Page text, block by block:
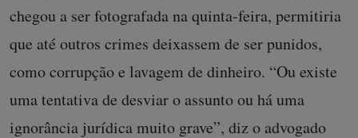
chegou a ser fotografada na quinta-feira, permitiria
que até outros crimes deixassem de ser punidos,
como corrupção e lavagem de dinheiro. “Ou existe
uma tentativa de desviar o assunto ou há uma
ignorância jurídica muito grave”, diz o advogado